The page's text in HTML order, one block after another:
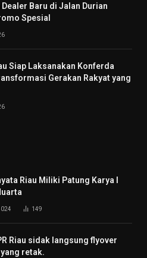
Baru di Jalan Durian
Spesial
Siap Laksanakan Konferda
Gerakan Rakyat yang
Riau Miliki Patung Karya I
149
Riau sidak langsung flyover
retak.